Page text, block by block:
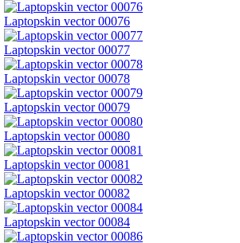
Laptopskin vector 00076
Laptopskin vector 00077
Laptopskin vector 00078
Laptopskin vector 00079
Laptopskin vector 00080
Laptopskin vector 00081
Laptopskin vector 00082
Laptopskin vector 00084